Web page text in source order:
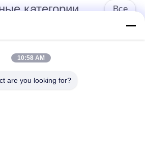
категории Все
Мастерская
стальной структуры
Изготовление
10:58 AM
are you looking for?